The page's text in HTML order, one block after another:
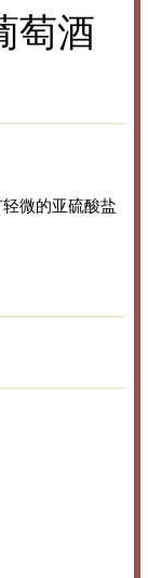
萄酒
微的亚硫酸盐